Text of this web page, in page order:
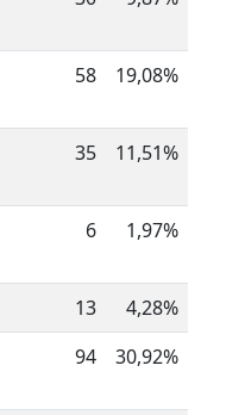
58 19,08%
35 11,51%
6 1,97%
13
4,28%
94 30,92%